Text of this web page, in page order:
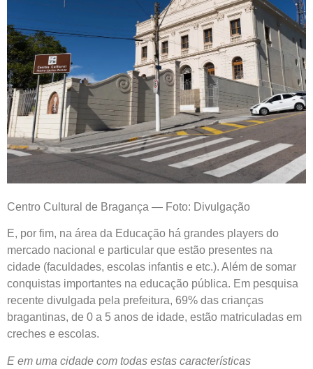
Centro Cultural de Bragança — Foto: Divulgação
E, por fim, na área da Educação há grandes players do
mercado nacional e particular que estão presentes na
cidade (faculdades, escolas infantis e etc.). Além de somar
conquistas importantes na educação pública. Em pesquisa
recente divulgada pela prefeitura, 69% das crianças
bragantinas, de 0 a 5 anos de idade, estão matriculadas em
creches e escolas.
E em uma cidade com todas estas características